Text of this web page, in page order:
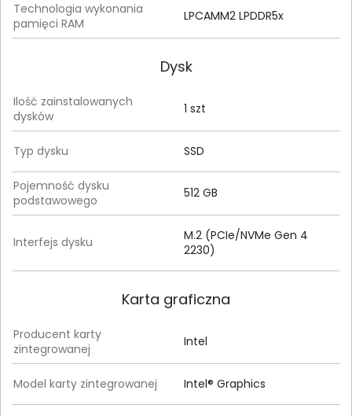
Technologia wykonania
pamięci RAM
LPCAMM2 LPDDR5x
Dysk
Ilość zainstalowanych
dysków
1 szt
Typ dysku SSD
Pojemność dysku
podstawowego
512 GB
Interfejs dysku
M.2 (PCIe/NVMe Gen 4
2230)
Karta graficzna
Producent karty
zintegrowanej
Intel
Model karty zintegrowanej Intel® Graphics